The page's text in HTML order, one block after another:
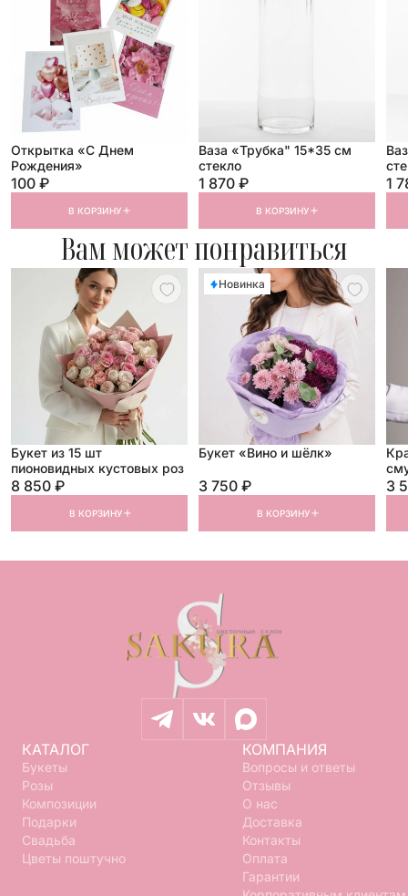
Открытка «С Днем
Рождения»
100 ₽
В КОРЗИНУ
Ваза «Трубка" 15*35 см
стекло
1 870 ₽
В КОРЗИНУ
1
Вам может понравиться
Букет из 15 шт
пионовидных кустовых роз
8 850 ₽
В КОРЗИНУ
Новинка
Букет «Вино и шёлк»
3 750 ₽
В КОРЗИНУ
3
КАТАЛОГ
Букеты
Розы
Композиции
Подарки
Свадьба
Цветы поштучно
КОМПАНИЯ
Вопросы и ответы
Отзывы
О нас
Доставка
Контакты
Оплата
Гарантии